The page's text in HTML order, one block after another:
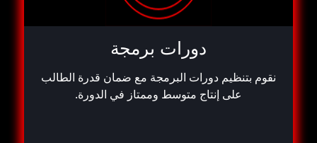
دورات برمجة
نقوم بتنظيم دورات البرمجة مع ضمان قدرة الطالب
على إنتاج متوسط ​​وممتاز في الدورة.